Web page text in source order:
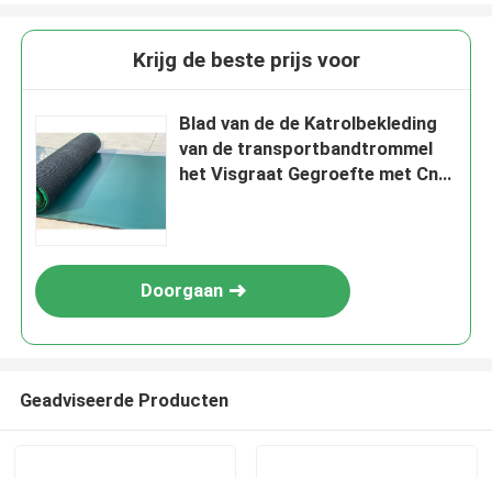
Krijg de beste prijs voor
Blad van de de Katrolbekleding
van de transportbandtrommel
het Visgraat Gegroefte met Cn
Doorgaan
Geadviseerde Producten